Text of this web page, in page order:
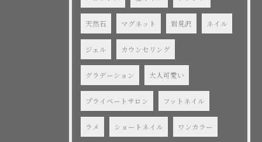
天然石 マグネット 岩見沢 ネイル
ジェル カウンセリング
グラデーション 大人可愛い
プライベートサロン フットネイル
ラメ ショートネイル ワンカラー